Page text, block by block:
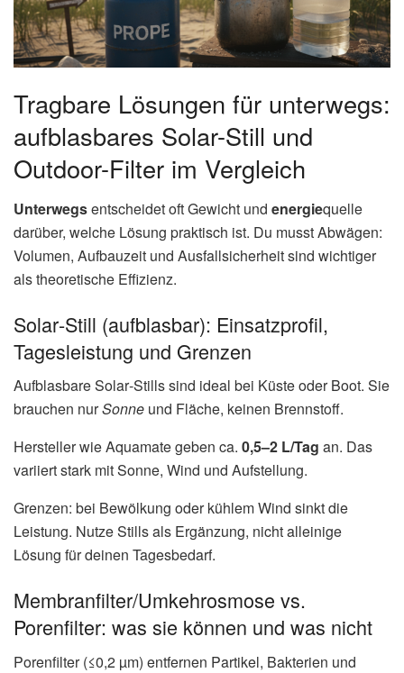
Tragbare Lösungen für unterwegs:
aufblasbares Solar-Still und
Outdoor-Filter im Vergleich
Unterwegsentscheidet oft Gewicht und energiequelle
darüber, welche Lösung praktisch ist. Du musst Abwägen:
Volumen, Aufbauzeit und Ausfallsicherheit sind wichtiger
als theoretische Effizienz.
Solar‑Still (aufblasbar): Einsatzprofil,
Tagesleistung und Grenzen
Aufblasbare Solar‑Stills sind ideal bei Küste oder Boot. Sie
brauchen nurSonne und Fläche, keinen Brennstoff.
Hersteller wie Aquamate geben ca. 0,5–2 L/Tag an. Das
variiert stark mit Sonne, Wind und Aufstellung.
Grenzen: bei Bewölkung oder kühlem Wind sinkt die
Leistung. Nutze Stills als Ergänzung, nicht alleinige
Lösung für deinen Tagesbedarf.
Membranfilter/Umkehrosmose vs.
Porenfilter: was sie können und was nicht
Porenfilter (≤0,2 µm) entfernen Partikel, Bakterien und